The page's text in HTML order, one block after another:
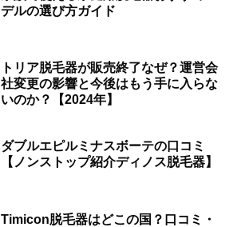
デルの選び方ガイド
トリア脱毛器が販売終了なぜ？運営会
社変更の影響と今後はもう手に入らな
いのか？【2024年】
ダブルエピルミナスボーテの口コミ
【ノンストップ紹介ディノス脱毛器】
Timicon脱毛器はどこの国？口コミ・